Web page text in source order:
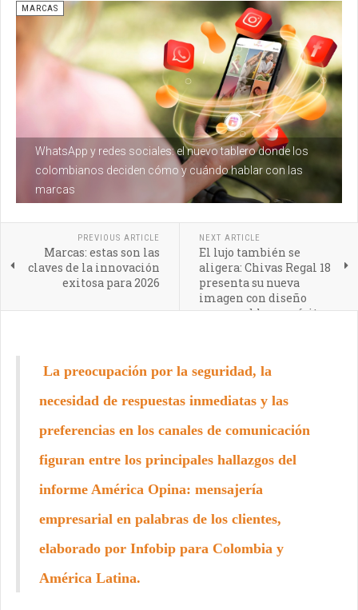
WhatsApp y redes sociales: el nuevo tablero donde los
colombianos deciden cómo y cuándo hablar con las
marcas
MARCAS
PREVIOUS ARTICLE
Marcas: estas son las
claves de la innovación
exitosa para 2026
NEXT ARTICLE
El lujo también se
aligera: Chivas Regal 18
presenta su nueva
imagen con diseño
responsable y espíritu
La preocupación por la seguridad, la
necesidad de respuestas inmediatas y las
preferencias en los canales de comunicación
figuran entre los principales hallazgos del
informe América Opina: mensajería
empresarial en palabras de los clientes,
elaborado por Infobip para Colombia y
América Latina.